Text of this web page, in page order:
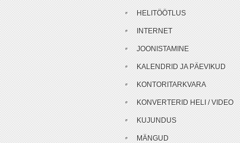
HELITÖÖTLUS
INTERNET
JOONISTAMINE
KALENDRID JA PÄEVIKUD
KONTORITARKVARA
KONVERTERID HELI / VIDEO
KUJUNDUS
MÄNGUD